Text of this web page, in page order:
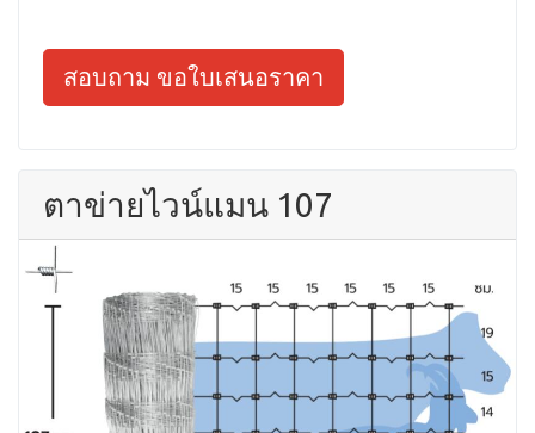
สอบถาม ขอใบเสนอราคา
ตาข่ายไวน์แมน 107